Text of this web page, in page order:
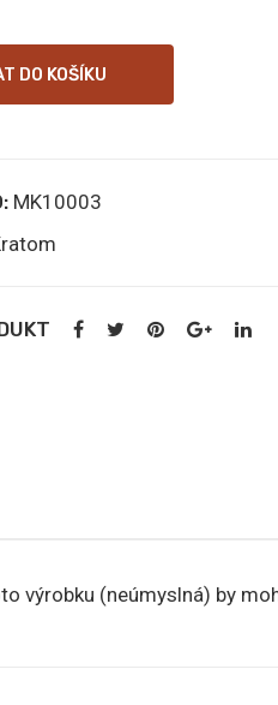
DO KOŠÍKU
MK10003
výrobku (neúmyslná) by